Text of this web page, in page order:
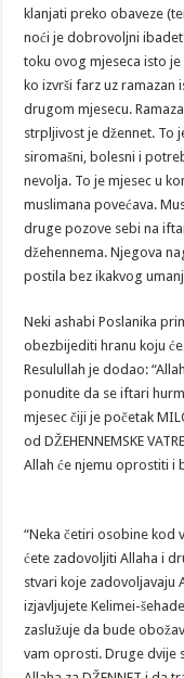
klanjati preko obaveze
noći je dobrovoljni
toku ovog mjeseca isto
ko izvrši farz uz ramazan
drugom mjesecu.
strpljivost je džennet. To
siromašni, bolesni i
nevolja. To je mjesec u
muslimana povećava.
druge pozove sebi na
džehennema. Njegova
postila bez ikakvog
Neki ashabi Poslanika
obezbijediti hranu koju
Resulullah je dodao:
ponudite da se iftari
mjesec čiji je početak
od DŽEHENNEMSKE
Allah će njemu oprostiti i
“Neka četiri osobine kod
ćete zadovoljiti Allaha i
stvari koje zadovoljavaju
izjavljujete Kelimei-
zaslužuje da bude
vam oprosti. Druge dvije